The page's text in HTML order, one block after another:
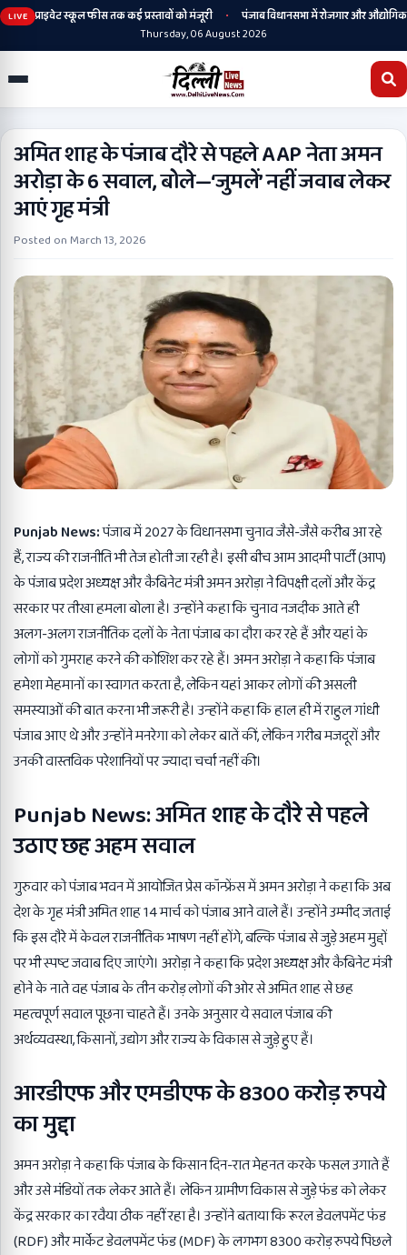
LIVE
प्राइवेट स्कूल फीस तक कई प्रस्तावों को मंजूरी •
पंजाब विधानसभा में रोजगार और औद्योगिक
Thursday, 06 August 2026
अमित शाह के पंजाब दौरे से पहले AAP नेता अमन
अरोड़ा के 6 सवाल, बोले—‘जुमलें’ नहीं जवाब लेकर
आएं गृह मंत्री
Posted on March 13, 2026
Punjab News:पंजाब में 2027 के विधानसभा चुनाव जैसे-जैसे करीब आ रहे
हैं, राज्य की राजनीति भी तेज होती जा रही है। इसी बीच आम आदमी पार्टी (आप)
के पंजाब प्रदेश अध्यक्ष और कैबिनेट मंत्री अमन अरोड़ा ने विपक्षी दलों और केंद्र
सरकार पर तीखा हमला बोला है। उन्होंने कहा कि चुनाव नजदीक आते ही
अलग-अलग राजनीतिक दलों के नेता पंजाब का दौरा कर रहे हैं और यहां के
लोगों को गुमराह करने की कोशिश कर रहे हैं। अमन अरोड़ा ने कहा कि पंजाब
हमेशा मेहमानों का स्वागत करता है, लेकिन यहां आकर लोगों की असली
समस्याओं की बात करना भी जरूरी है। उन्होंने कहा कि हाल ही में राहुल गांधी
पंजाब आए थे और उन्होंने मनरेगा को लेकर बातें कीं, लेकिन गरीब मजदूरों और
उनकी वास्तविक परेशानियों पर ज्यादा चर्चा नहीं की।
Punjab News: अमित शाह के दौरे से पहले
उठाए छह अहम सवाल
गुरुवार को पंजाब भवन में आयोजित प्रेस कॉन्फ्रेंस में अमन अरोड़ा ने कहा कि अब
देश के गृह मंत्री अमित शाह 14 मार्च को पंजाब आने वाले हैं। उन्होंने उम्मीद जताई
कि इस दौरे में केवल राजनीतिक भाषण नहीं होंगे, बल्कि पंजाब से जुड़े अहम मुद्दों
पर भी स्पष्ट जवाब दिए जाएंगे। अरोड़ा ने कहा कि प्रदेश अध्यक्ष और कैबिनेट मंत्री
होने के नाते वह पंजाब के तीन करोड़ लोगों की ओर से अमित शाह से छह
महत्वपूर्ण सवाल पूछना चाहते हैं। उनके अनुसार ये सवाल पंजाब की
अर्थव्यवस्था, किसानों, उद्योग और राज्य के विकास से जुड़े हुए हैं।
आरडीएफ और एमडीएफ के 8300 करोड़ रुपये
का मुद्दा
अमन अरोड़ा ने कहा कि पंजाब के किसान दिन-रात मेहनत करके फसल उगाते हैं
और उसे मंडियों तक लेकर आते हैं। लेकिन ग्रामीण विकास से जुड़े फंड को लेकर
केंद्र सरकार का रवैया ठीक नहीं रहा है। उन्होंने बताया कि रूरल डेवलपमेंट फंड
(RDF) और मार्केट डेवलपमेंट फंड (MDF) के लगभग 8300 करोड़ रुपये पिछले